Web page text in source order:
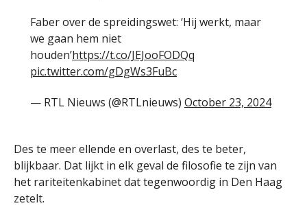
Faber over de spreidingswet: ‘Hij werkt, maar
we gaan hem niet
houden’https://t.co/JEJooFODQq
pic.twitter.com/gDgWs3FuBc
— RTL Nieuws (@RTLnieuws) October 23, 2024
Des te meer ellende en overlast, des te beter,
blijkbaar. Dat lijkt in elk geval de filosofie te zijn van
het rariteitenkabinet dat tegenwoordig in Den Haag
zetelt.